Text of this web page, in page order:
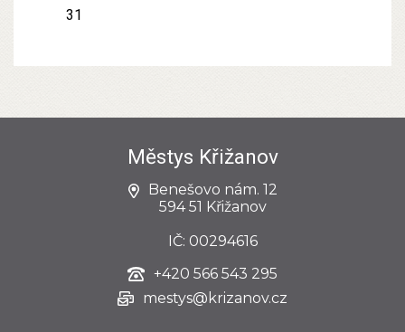
31
Městys Křižanov
Benešovo nám. 12
594 51 Křižanov
IČ: 00294616
+420 566 543 295
mestys@krizanov.cz